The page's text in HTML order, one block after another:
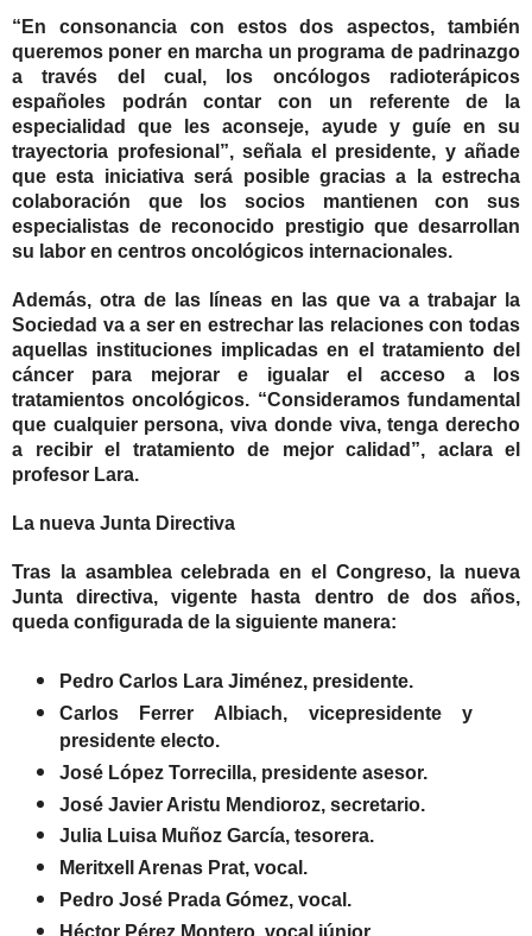
“En consonancia con estos dos aspectos, también
queremos poner en marcha un programa de padrinazgo
a través del cual, los oncólogos radioterápicos
españoles podrán contar con un referente de la
especialidad que les aconseje, ayude y guíe en su
trayectoria profesional”, señala el presidente, y añade
que esta iniciativa será posible gracias a la estrecha
colaboración que los socios mantienen con sus
especialistas de reconocido prestigio que desarrollan
su labor en centros oncológicos internacionales.
Además, otra de las líneas en las que va a trabajar la
Sociedad va a ser en estrechar las relaciones con todas
aquellas instituciones implicadas en el tratamiento del
cáncer para mejorar e igualar el acceso a los
tratamientos oncológicos. “Consideramos fundamental
que cualquier persona, viva donde viva, tenga derecho
a recibir el tratamiento de mejor calidad”, aclara el
profesor Lara.
La nueva Junta Directiva
Tras la asamblea celebrada en el Congreso, la nueva
Junta directiva, vigente hasta dentro de dos años,
queda configurada de la siguiente manera:
Pedro Carlos Lara Jiménez, presidente.
Carlos Ferrer Albiach, vicepresidente y
presidente electo.
José López Torrecilla, presidente asesor.
José Javier Aristu Mendioroz, secretario.
Julia Luisa Muñoz García, tesorera.
Meritxell Arenas Prat, vocal.
Pedro José Prada Gómez, vocal.